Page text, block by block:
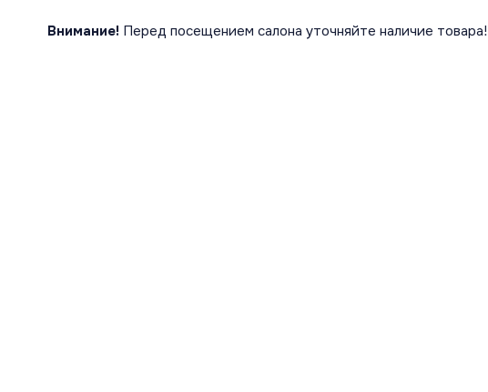
Внимание! Перед посещением салона уточняйте наличие товара!